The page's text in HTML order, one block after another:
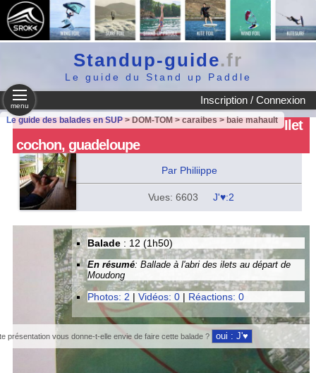
Standup-guide.fr
Le guide du Stand up Paddle
Inscription / Connexion
menu
Le guide des balades en SUP> DOM-TOM > caraibes > baie mahault
Ilet
cochon, guadeloupe
Par Philiippe
Vues: 6603 J'♥:2
Balade: 12 (1h50)
En résumé: Ballade à l'abri des ilets au départ de
Moudong
Photos: 2 | Vidéos: 0| Réactions: 0
présentation vous donne-t-elle envie de faire cette balade ?